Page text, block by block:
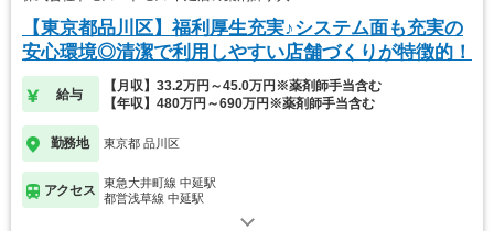
【東京都品川区】福利厚生充実♪システム面も充実の
安心環境◎清潔で利用しやすい店舗づくりが特徴的！
給与
【月収】33.2万円～45.0万円※薬剤師手当含む
【年収】480万円～690万円※薬剤師手当含む
勤務地 東京都 品川区
アクセス
東急大井町線 中延駅
都営浅草線 中延駅